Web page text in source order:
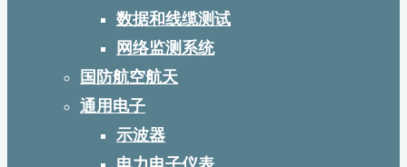
数据和线缆测试
网络监测系统
国防航空航天
通用电子
示波器